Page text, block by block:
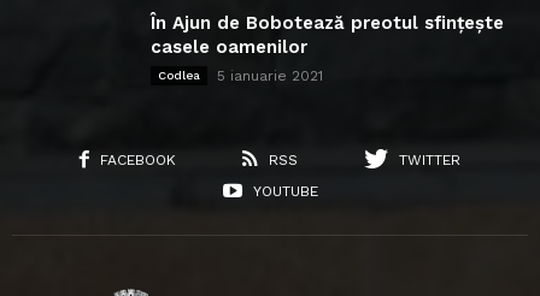
În Ajun de Bobotează preotul sfințește
casele oamenilor
Codlea 5 ianuarie 2021
FACEBOOK RSS
TWITTER
YOUTUBE